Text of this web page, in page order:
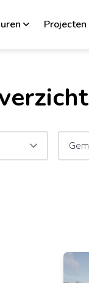
Projecten